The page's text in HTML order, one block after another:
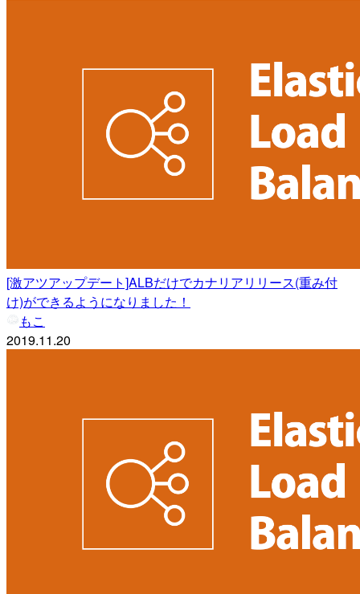
[激アツアップデート]ALBだけでカナリアリリース(重み付
け)ができるようになりました！
もこ
2019.11.20